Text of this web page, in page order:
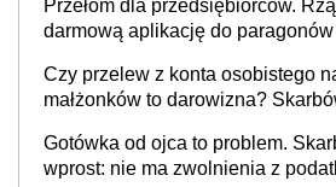
Przełom dla przedsiębiorców.
darmową aplikację do
Czy przelew z konta osobistego
małżonków to darowizna?
Gotówka od ojca to problem.
wprost: nie ma zwolnienia z